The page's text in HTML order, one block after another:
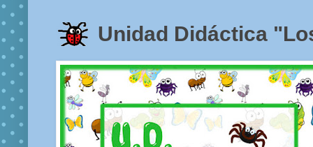
Unidad Didáctica